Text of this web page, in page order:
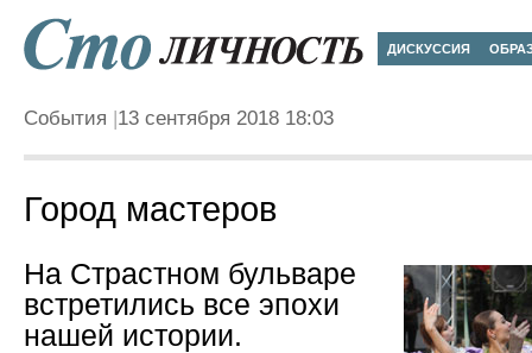
ДИСКУССИЯ
События 13 сентября 2018 18:03
Город мастеров
На Страстном бульваре
встретились все эпохи
нашей истории.